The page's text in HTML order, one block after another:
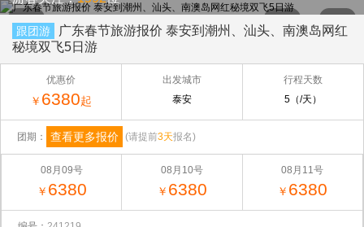
跟团游
广东春节旅游报价 泰安到潮州、汕头、南澳岛网红
秘境双飞5日游
优惠价
￥ 6380起
出发城市
泰安
行程天数
5（/天）
团期： 查看更多报价 (请提前3天报名)
08月09号
￥ 6380
08月10号
￥ 6380
08月11号
￥ 6380